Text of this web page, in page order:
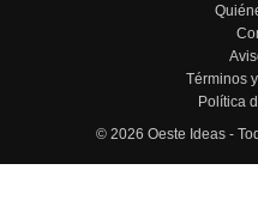
Términos
Política
© 2026 Oeste Ideas -